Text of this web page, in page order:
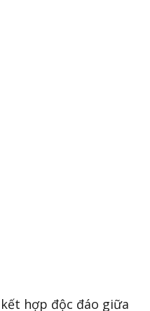
hợp độc đáo giữa